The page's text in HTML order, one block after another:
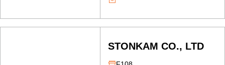
STONKAM CO., LTD